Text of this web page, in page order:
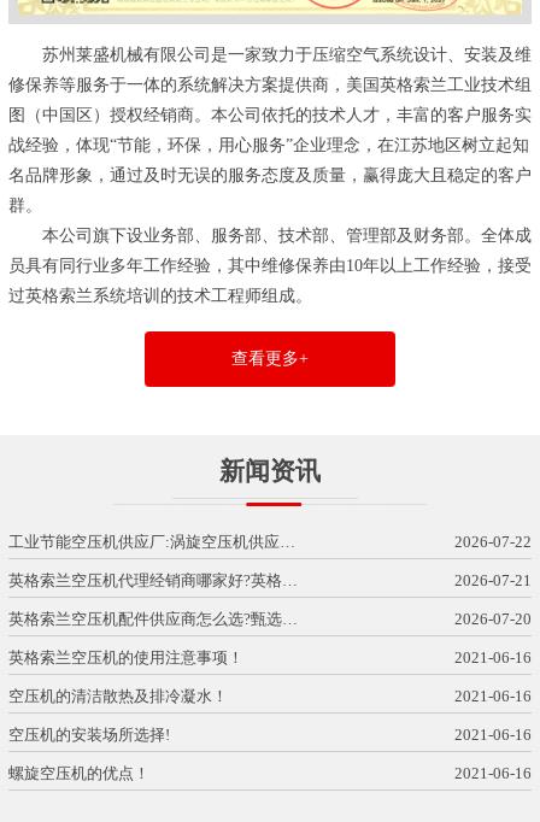
苏州莱盛机械有限公司是一家致力于压缩空气系统设计、安装及维
修保养等服务于一体的系统解决方案提供商，美国英格索兰工业技术组
图（中国区）授权经销商。本公司依托的技术人才，丰富的客户服务实
战经验，体现“节能，环保，用心服务”企业理念，在江苏地区树立起知
名品牌形象，通过及时无误的服务态度及质量，赢得庞大且稳定的客户
群。
本公司旗下设业务部、服务部、技术部、管理部及财务部。全体成
员具有同行业多年工作经验，其中维修保养由10年以上工作经验，接受
过英格索兰系统培训的技术工程师组成。
查看更多+
新闻资讯
工业节能空压机供应厂:涡旋空压机供应… 2026-07-22
英格索兰空压机代理经销商哪家好?英格… 2026-07-21
英格索兰空压机配件供应商怎么选?甄选… 2026-07-20
英格索兰空压机的使用注意事项！ 2021-06-16
空压机的清洁散热及排冷凝水！ 2021-06-16
空压机的安装场所选择! 2021-06-16
螺旋空压机的优点！ 2021-06-16